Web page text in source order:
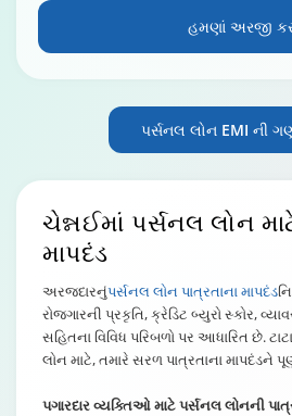
હમણાં અરજી
પર્સનલ લોન EMI ની
ચેન્નઈમાં પર્સનલ લોન
માપદંડ
અરજદારનુંપર્સનલ લોન પાત્રતાના માપદંડ
રોજગારની પ્રકૃતિ, ક્રેડિટ બ્યુરો સ્કોર,
સહિતના વિવિધ પરિબળો પર આધારિત છે.
લોન માટે, તમારે સરળ પાત્રતાના માપદંડને
પગારદાર વ્યક્તિઓ માટે પર્સનલ લોનની